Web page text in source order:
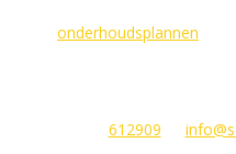
onderhoudsplannen
612909